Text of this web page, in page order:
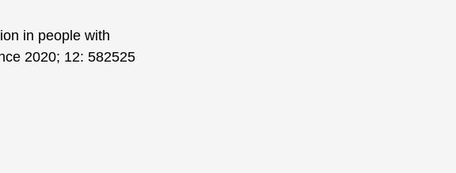
in people with
2020; 12: 582525